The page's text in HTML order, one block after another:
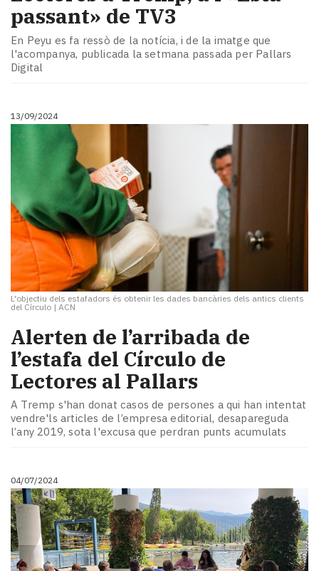
passant» de TV3
En Peyu es fa ressò de la notícia, i de la imatge que
l'acompanya, publicada la setmana passada per Pallars
Digital
13/09/2024
L'objectiu dels estafadors és obtenir les dades bancàries dels antics clients
del Círculo | ACN
Alerten de l’arribada de
l’estafa del Círculo de
Lectores al Pallars
A Tremp s'han donat casos de persones a qui han intentat
vendre'ls articles de l’empresa editorial, desapareguda
l’any 2019, sota l'excusa que perdran punts acumulats
04/07/2024